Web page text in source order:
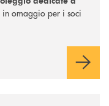
in omaggio per i soci